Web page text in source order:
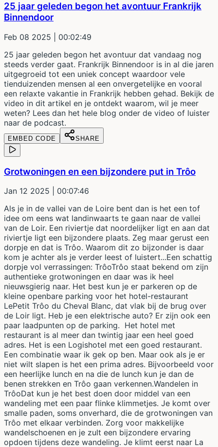
25 jaar geleden begon het avontuur Frankrijk
Binnendoor
Feb 08 2025 | 00:02:49
25 jaar geleden begon het avontuur dat vandaag nog
steeds verder gaat. Frankrijk Binnendoor is in al die jaren
uitgegroeid tot een uniek concept waardoor vele
tienduizenden mensen al een onvergetelijke en vooral
een relaxte vakantie in Frankrijk hebben gehad. Bekijk de
video in dit artikel en je ontdekt waarom, wil je meer
weten? Lees dan het hele blog onder de video of luister
naar de podcast.
EMBED CODE SHARE
Grotwoningen en een bijzondere put in Trôo
Jan 12 2025 | 00:07:46
Als je in de vallei van de Loire bent dan is het een tof
idee om eens wat landinwaarts te gaan naar de vallei
van de Loir. Een riviertje dat noordelijker ligt en aan dat
riviertje ligt een bijzondere plaats. Zeg maar gerust een
dorpje en dat is Trôo. Waarom dit zo bijzonder is daar
kom je achter als je verder leest of luistert...Een schattig
dorpje vol verrassingen: TrôoTrôo staat bekend om zijn
authentieke grotwoningen en daar was ik heel
nieuwsgierig naar. Het best kun je er parkeren op de
kleine openbare parking voor het hotel-restaurant
LePetit Trôo du Cheval Blanc, dat vlak bij de brug over
de Loir ligt. Heb je een elektrische auto? Er zijn ook een
paar laadpunten op de parking. Het hotel met
restaurant is al meer dan twintig jaar een heel goed
adres. Het is een Logishotel met een goed restaurant.
Een combinatie waar ik gek op ben. Maar ook als je er
niet wilt slapen is het een prima adres. Bijvoorbeeld voor
een heerlijke lunch en na die de lunch kun je dan de
benen strekken en Trôo gaan verkennen.Wandelen in
TrôoDat kun je het best doen door middel van een
wandeling met een paar flinke klimmetjes. Je komt over
smalle paden, soms onverhard, die de grotwoningen van
Trôo met elkaar verbinden. Zorg voor makkelijke
wandelschoenen en je zult een bijzondere ervaring
opdoen tijdens deze wandeling. Je klimt eerst naar La